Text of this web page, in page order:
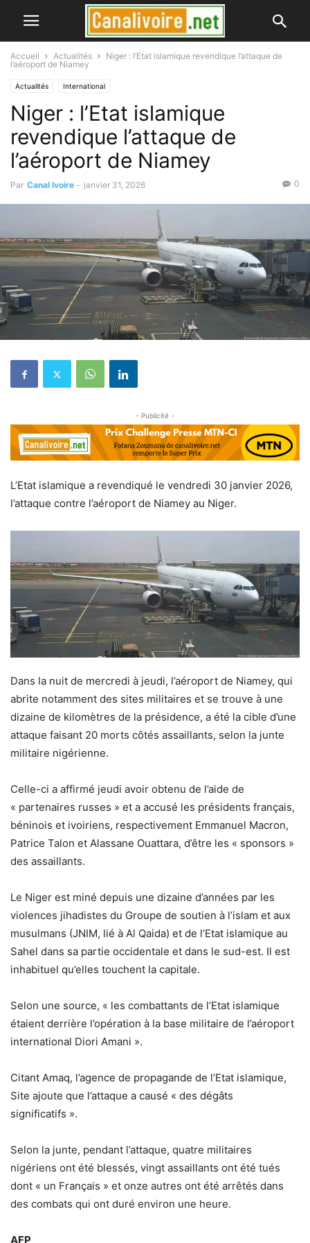
Accueil Actualités
Niger : l’Etat islamique revendique l’attaque de
l’aéroport de Niamey
Actualités International
Niger : l’Etat islamique
revendique l’attaque de
l’aéroport de Niamey
Par Canal Ivoire - janvier 31, 2026 0
- Publicité -
L’Etat islamique a revendiqué le vendredi 30 janvier 2026,
l’attaque contre l’aéroport de Niamey au Niger.
Dans la nuit de mercredi à jeudi, l’aéroport de Niamey, qui
abrite notamment des sites militaires et se trouve à une
dizaine de kilomètres de la présidence, a été la cible d’une
attaque faisant 20 morts côtés assaillants, selon la junte
militaire nigérienne.
Celle-ci a affirmé jeudi avoir obtenu de l’aide de
« partenaires russes » et a accusé les présidents français,
béninois et ivoiriens, respectivement Emmanuel Macron,
Patrice Talon et Alassane Ouattara, d’être les « sponsors »
des assaillants.
Le Niger est miné depuis une dizaine d’années par les
violences jihadistes du Groupe de soutien à l’islam et aux
musulmans (JNIM, lié à Al Qaida) et de l’Etat islamique au
Sahel dans sa partie occidentale et dans le sud-est. Il est
inhabituel qu’elles touchent la capitale.
Selon une source, « les combattants de l’Etat islamique
étaient derrière l’opération à la base militaire de l’aéroport
international Diori Amani ».
Citant Amaq, l’agence de propagande de l’Etat islamique,
Site ajoute que l’attaque a causé « des dégâts
significatifs ».
Selon la junte, pendant l’attaque, quatre militaires
nigériens ont été blessés, vingt assaillants ont été tués
dont « un Français » et onze autres ont été arrêtés dans
des combats qui ont duré environ une heure.
AFP